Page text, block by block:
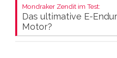
Mondraker Zendit im Test:
Das ultimative E-
Motor?